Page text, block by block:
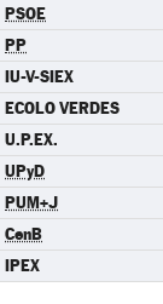
PSOE
PP
IU-V-SIEX
ECOLO VERDES
U.P.EX.
UPyD
PUM+J
CenB
IPEX